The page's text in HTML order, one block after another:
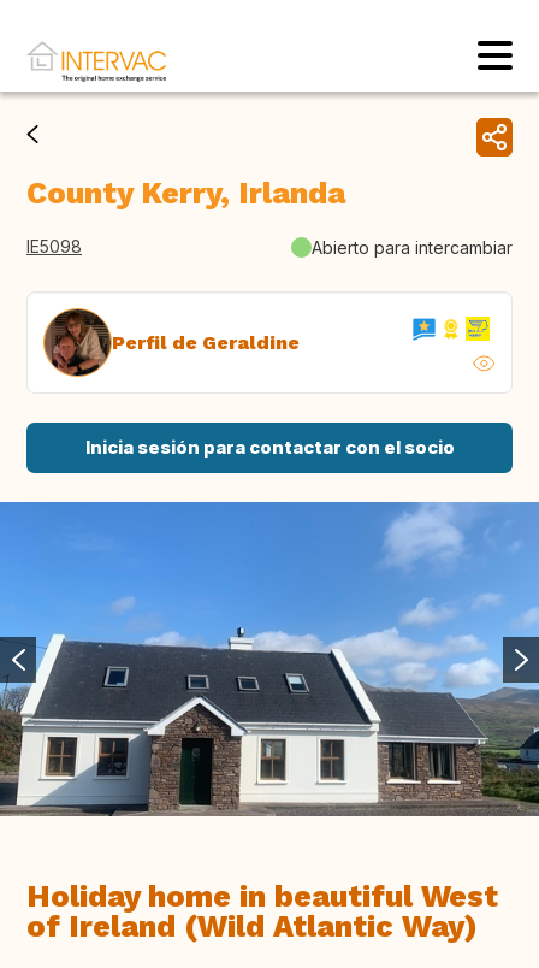
County Kerry, Irlanda
IE5098 Abierto para intercambiar
Perfil de Geraldine
Inicia sesión para contactar con el socio
Holiday home in beautiful West
of Ireland (Wild Atlantic Way)